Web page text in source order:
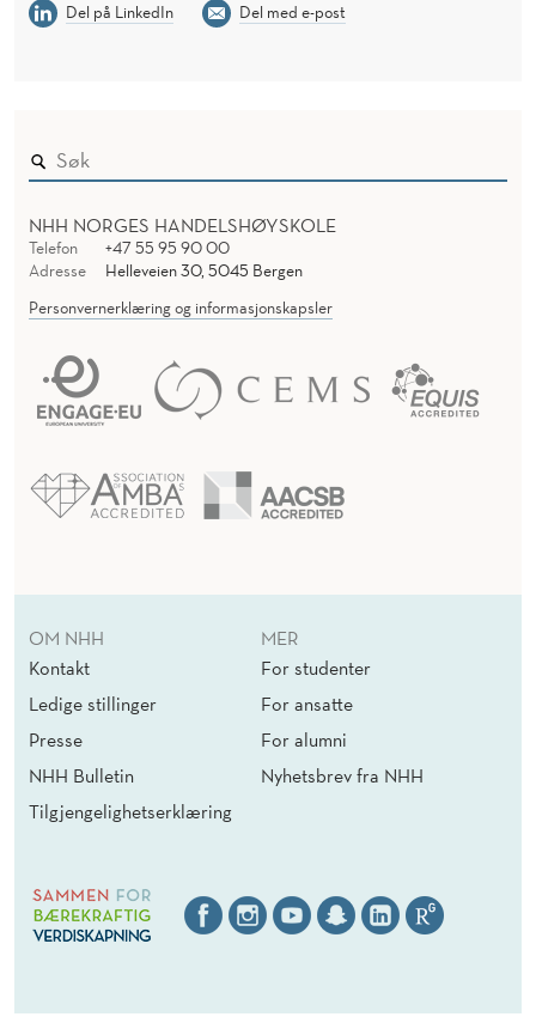
Del på LinkedIn
Del med e-post
NHH NORGES HANDELSHØYSKOLE
Telefon
+47 55 95 90 00
Adresse
Helleveien 30, 5045 Bergen
Personvernerklæring og informasjonskapsler
OM NHH
Kontakt
Ledige stillinger
Presse
NHH Bulletin
Tilgjengelighetserklæring
MER
For studenter
For ansatte
For alumni
Nyhetsbrev fra NHH